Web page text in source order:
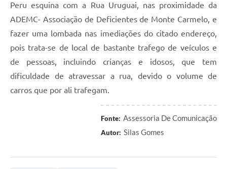
Peru esquina com a Rua Uruguai, nas proximidade da
ADEMC- Associação de Deficientes de Monte Carmelo, e
fazer uma lombada nas imediações do citado endereço,
pois trata-se de local de bastante trafego de veículos e
de pessoas, incluindo crianças e idosos, que tem
dificuldade de atravessar a rua, devido o volume de
carros que por ali trafegam.
Fonte: Assessoria De Comunicação
Autor: Silas Gomes